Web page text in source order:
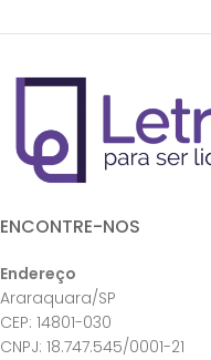
ENCONTRE-NOS
Endereço
Araraquara/SP
CEP: 14801-030
CNPJ: 18.747.545/0001-21